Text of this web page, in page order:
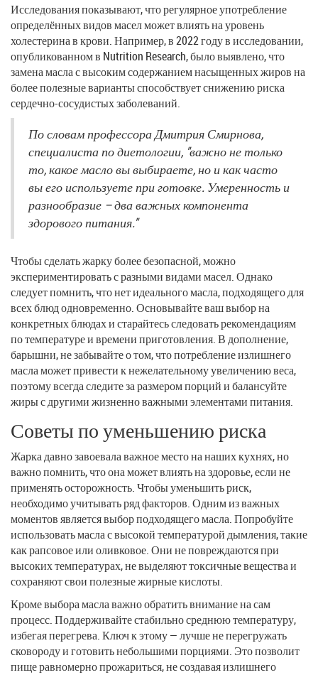
Исследования показывают, что регулярное употребление
определённых видов масел может влиять на уровень
холестерина в крови. Например, в 2022 году в исследовании,
опубликованном в Nutrition Research, было выявлено, что
замена масла с высоким содержанием насыщенных жиров на
более полезные варианты способствует снижению риска
сердечно-сосудистых заболеваний.
По словам профессора Дмитрия Смирнова,
специалиста по диетологии, "важно не только
то, какое масло вы выбираете, но и как часто
вы его используете при готовке. Умеренность и
разнообразие – два важных компонента
здорового питания."
Чтобы сделать жарку более безопасной, можно
экспериментировать с разными видами масел. Однако
следует помнить, что нет идеального масла, подходящего для
всех блюд одновременно. Основывайте ваш выбор на
конкретных блюдах и старайтесь следовать рекомендациям
по температуре и времени приготовления. В дополнение,
барышни, не забывайте о том, что потребление излишнего
масла может привести к нежелательному увеличению веса,
поэтому всегда следите за размером порций и балансуйте
жиры с другими жизненно важными элементами питания.
Советы по уменьшению риска
Жарка давно завоевала важное место на наших кухнях, но
важно помнить, что она может влиять на здоровье, если не
применять осторожность. Чтобы уменьшить риск,
необходимо учитывать ряд факторов. Одним из важных
моментов является выбор подходящего масла. Попробуйте
использовать масла с высокой температурой дымления, такие
как рапсовое или оливковое. Они не повреждаются при
высоких температурах, не выделяют токсичные вещества и
сохраняют свои полезные жирные кислоты.
Кроме выбора масла важно обратить внимание на сам
процесс. Поддерживайте стабильно среднюю температуру,
избегая перегрева. Ключ к этому — лучше не перегружать
сковороду и готовить небольшими порциями. Это позволит
пище равномерно прожариться, не создавая излишнего